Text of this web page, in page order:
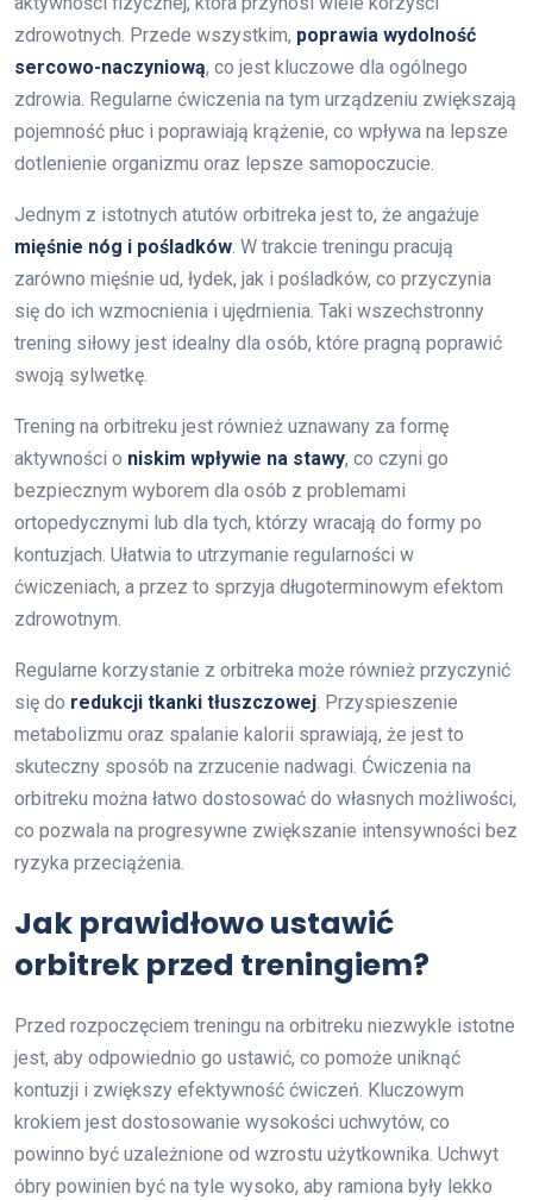
zdrowotnych. Przede wszystkim, poprawia wydolność
sercowo-naczyniową, co jest kluczowe dla ogólnego
zdrowia. Regularne ćwiczenia na tym urządzeniu zwiększają
pojemność płuc i poprawiają krążenie, co wpływa na lepsze
dotlenienie organizmu oraz lepsze samopoczucie.
Jednym z istotnych atutów orbitreka jest to, że angażuje
mięśnie nóg i pośladków. W trakcie treningu pracują
zarówno mięśnie ud, łydek, jak i pośladków, co przyczynia
się do ich wzmocnienia i ujędrnienia. Taki wszechstronny
trening siłowy jest idealny dla osób, które pragną poprawić
swoją sylwetkę.
Trening na orbitreku jest również uznawany za formę
aktywności o niskim wpływie na stawy, co czyni go
bezpiecznym wyborem dla osób z problemami
ortopedycznymi lub dla tych, którzy wracają do formy po
kontuzjach. Ułatwia to utrzymanie regularności w
ćwiczeniach, a przez to sprzyja długoterminowym efektom
zdrowotnym.
Regularne korzystanie z orbitreka może również przyczynić
się do redukcji tkanki tłuszczowej. Przyspieszenie
metabolizmu oraz spalanie kalorii sprawiają, że jest to
skuteczny sposób na zrzucenie nadwagi. Ćwiczenia na
orbitreku można łatwo dostosować do własnych możliwości,
co pozwala na progresywne zwiększanie intensywności bez
ryzyka przeciążenia.
Jak prawidłowo ustawić
orbitrek przed treningiem?
Przed rozpoczęciem treningu na orbitreku niezwykle istotne
jest, aby odpowiednio go ustawić, co pomoże uniknąć
kontuzji i zwiększy efektywność ćwiczeń. Kluczowym
krokiem jest dostosowanie wysokości uchwytów, co
powinno być uzależnione od wzrostu użytkownika. Uchwyt
óbry powinien być na tyle wysoko, aby ramiona były lekko